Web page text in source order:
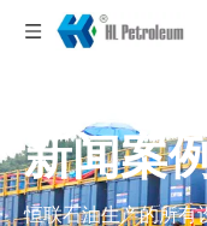
新闻案
恒联石油生产的所有